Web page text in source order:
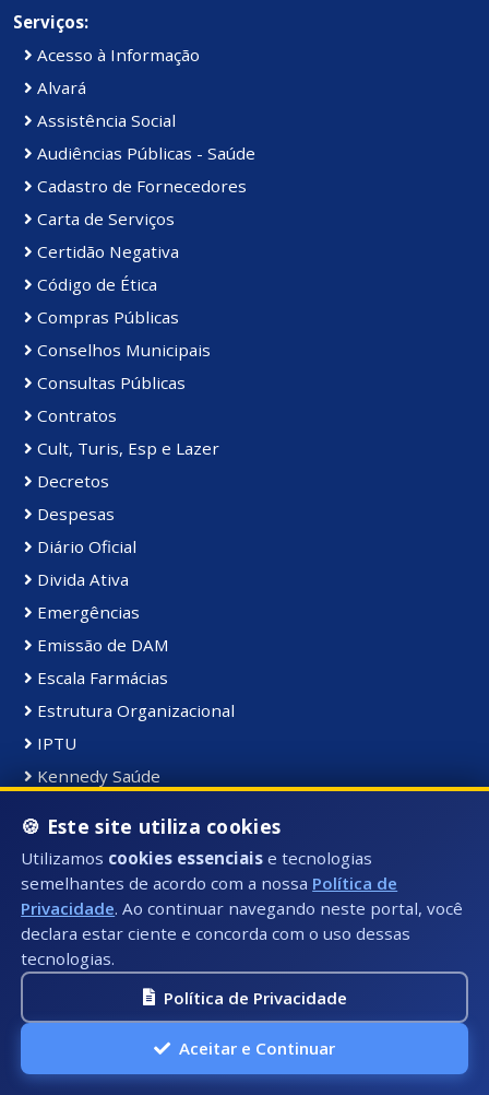
Serviços:
Acesso à Informação
Alvará
Assistência Social
Audiências Públicas - Saúde
Cadastro de Fornecedores
Carta de Serviços
Certidão Negativa
Código de Ética
Compras Públicas
Conselhos Municipais
Consultas Públicas
Contratos
Cult, Turis, Esp e Lazer
Decretos
Despesas
Diário Oficial
Divida Ativa
Emergências
Emissão de DAM
Escala Farmácias
Estrutura Organizacional
IPTU
Kennedy Saúde
Legislação Municipal
LGPD
Licitações
LOA
NFS-e
P. Privacidade
🍪 Este site utiliza cookies
Utilizamos cookies essenciais e tecnologias
semelhantes de acordo com a nossa Política de
Privacidade. Ao continuar navegando neste portal, você
declara estar ciente e concorda com o uso dessas
tecnologias.
Política de Privacidade
Aceitar e Continuar